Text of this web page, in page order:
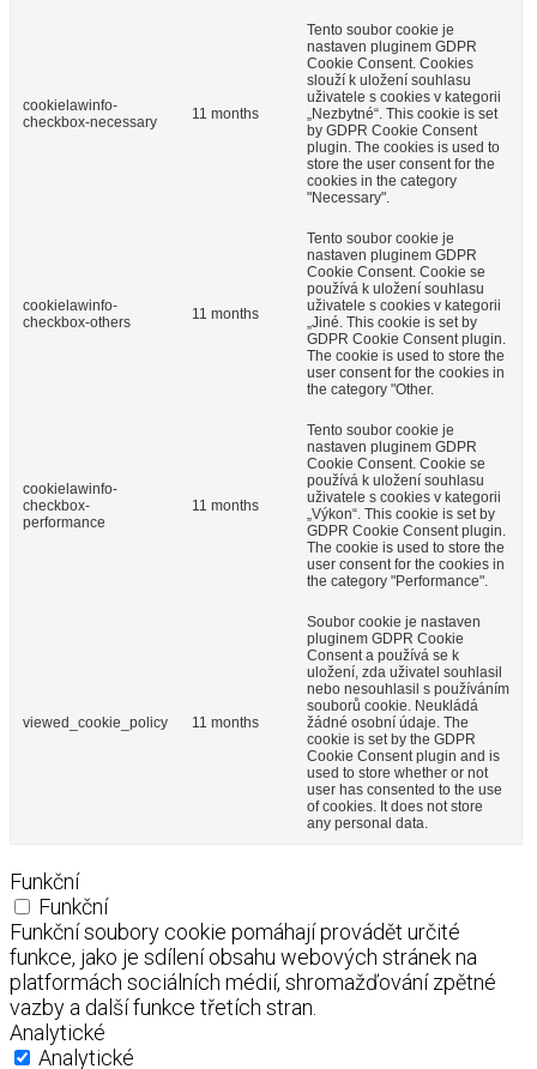
cookielawinfo-
checkbox-necessary
11 months
Tento soubor cookie je
nastaven pluginem GDPR
Cookie Consent. Cookies
slouží k uložení souhlasu
uživatele s cookies v kategorii
„Nezbytné“. This cookie is set
by GDPR Cookie Consent
plugin. The cookies is used to
store the user consent for the
cookies in the category
"Necessary".
cookielawinfo-
checkbox-others
11 months
Tento soubor cookie je
nastaven pluginem GDPR
Cookie Consent. Cookie se
používá k uložení souhlasu
uživatele s cookies v kategorii
„Jiné. This cookie is set by
GDPR Cookie Consent plugin.
The cookie is used to store the
user consent for the cookies in
the category "Other.
cookielawinfo-
checkbox-
performance
11 months
Tento soubor cookie je
nastaven pluginem GDPR
Cookie Consent. Cookie se
používá k uložení souhlasu
uživatele s cookies v kategorii
„Výkon“. This cookie is set by
GDPR Cookie Consent plugin.
The cookie is used to store the
user consent for the cookies in
the category "Performance".
viewed_cookie_policy 11 months
Soubor cookie je nastaven
pluginem GDPR Cookie
Consent a používá se k
uložení, zda uživatel souhlasil
nebo nesouhlasil s používáním
souborů cookie. Neukládá
žádné osobní údaje. The
cookie is set by the GDPR
Cookie Consent plugin and is
used to store whether or not
user has consented to the use
of cookies. It does not store
any personal data.
Funkční
Funkční
Funkční soubory cookie pomáhají provádět určité
funkce, jako je sdílení obsahu webových stránek na
platformách sociálních médií, shromažďování zpětné
vazby a další funkce třetích stran.
Analytické
Analytické